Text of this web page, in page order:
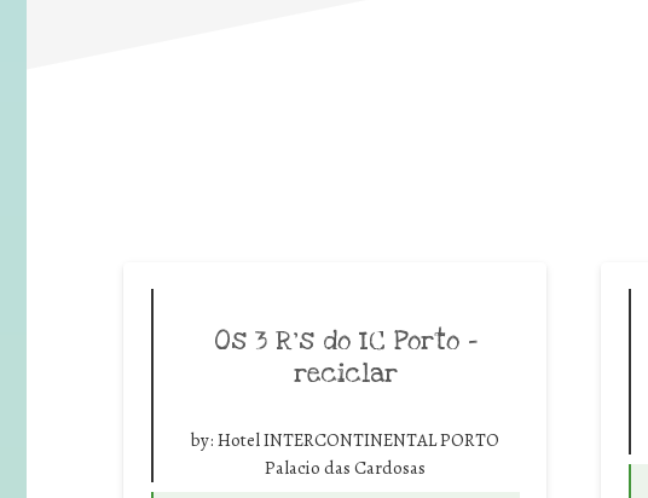
Os 3 R’s do IC Porto –
reciclar
by: Hotel INTERCONTINENTAL PORTO
Palacio das Cardosas